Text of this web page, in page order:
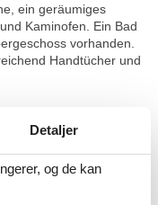
ein geräumiges
Kaminofen. Ein Bad
vorhanden.
Handtücher und
Das Haus bietet
Haus befinden sich
und drittes DZ im
gibt es im Flur einen
Im Erdgeschoss
Detaljer
og de kan